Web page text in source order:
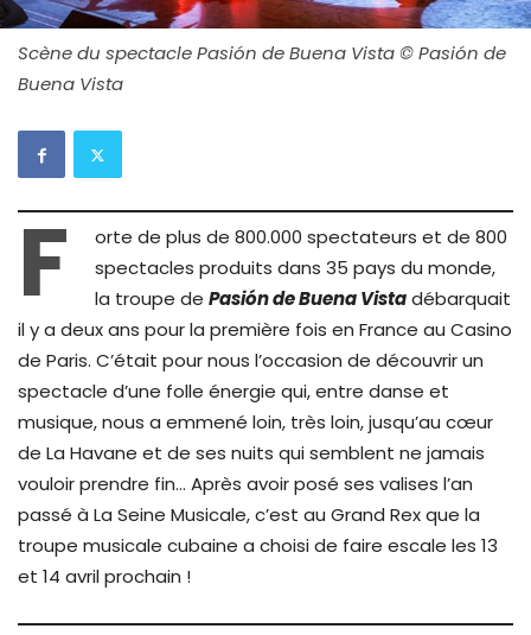
Scène du spectacle Pasión de Buena Vista © Pasión de
Buena Vista
F
orte de plus de 800.000 spectateurs et de 800
spectacles produits dans 35 pays du monde,
la troupe de Pasión de Buena Vistadébarquait
il y a deux ans pour la première fois en France au Casino
de Paris. C’était pour nous l’occasion de découvrir un
spectacle d’une folle énergie qui, entre danse et
musique, nous a emmené loin, très loin, jusqu’au cœur
de La Havane et de ses nuits qui semblent ne jamais
vouloir prendre fin… Après avoir posé ses valises l’an
passé à La Seine Musicale, c’est au Grand Rex que la
troupe musicale cubaine a choisi de faire escale les 13
et 14 avril prochain !